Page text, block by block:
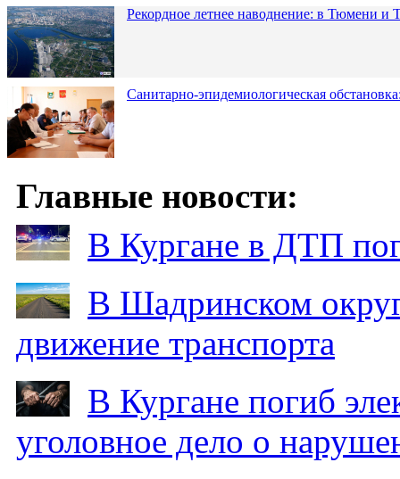
Рекордное летнее наводнение: в Тюмени и
Санитарно-эпидемиологическая
Главные новости:
В Кургане в ДТП
В Шадринском
движение транспорта
В Кургане погиб
уголовное дело о